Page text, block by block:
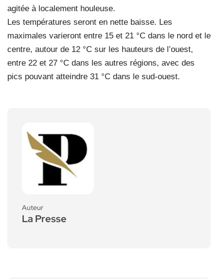
agitée à localement houleuse.
Les températures seront en nette baisse. Les
maximales varieront entre 15 et 21 °C dans le nord et le
centre, autour de 12 °C sur les hauteurs de l’ouest,
entre 22 et 27 °C dans les autres régions, avec des
pics pouvant atteindre 31 °C dans le sud-ouest.
Auteur
La Presse